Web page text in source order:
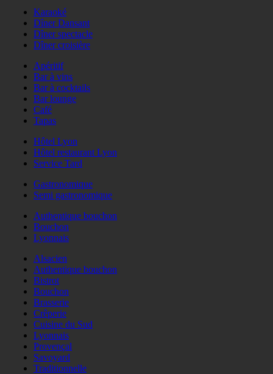
Karaoké
Dîner Dansant
Dîner spectacle
Dîner croisière
Apéritif
Bar à vins
Bar à cocktails
Bar lounge
Café
Tapas
Hôtel Lyon
Hôtel restaurant Lyon
Service Tard
Gastronomique
Semi gastronomique
Authentique bouchon
Bouchon
Lyonnais
Alsacien
Authentique bouchon
Bistrot
Bouchon
Brasserie
Crêperie
Cuisine du Sud
Lyonnais
Provençal
Savoyard
Traditionnelle